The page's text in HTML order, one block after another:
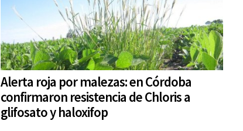
Alerta roja por malezas: en Córdoba
confirmaron resistencia de Chloris a
glifosato y haloxifop